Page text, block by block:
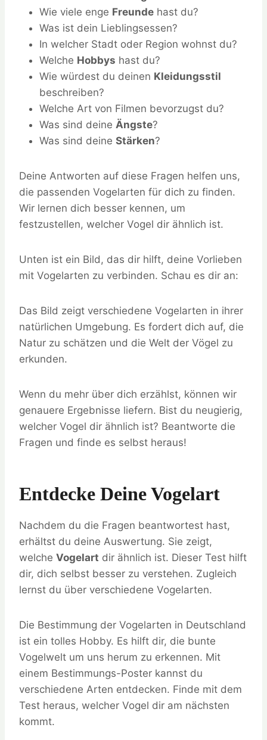
Wie viele enge Freunde hast du?
Was ist dein Lieblingsessen?
In welcher Stadt oder Region wohnst du?
Welche Hobbys hast du?
Wie würdest du deinen Kleidungsstil
beschreiben?
Welche Art von Filmen bevorzugst du?
Was sind deine Ängste?
Was sind deine Stärken?
Deine Antworten auf diese Fragen helfen uns,
die passenden Vogelarten für dich zu finden.
Wir lernen dich besser kennen, um
festzustellen, welcher Vogel dir ähnlich ist.
Unten ist ein Bild, das dir hilft, deine Vorlieben
mit Vogelarten zu verbinden. Schau es dir an:
Das Bild zeigt verschiedene Vogelarten in ihrer
natürlichen Umgebung. Es fordert dich auf, die
Natur zu schätzen und die Welt der Vögel zu
erkunden.
Wenn du mehr über dich erzählst, können wir
genauere Ergebnisse liefern. Bist du neugierig,
welcher Vogel dir ähnlich ist? Beantworte die
Fragen und finde es selbst heraus!
Entdecke Deine Vogelart
Nachdem du die Fragen beantwortest hast,
erhältst du deine Auswertung. Sie zeigt,
welche Vogelart dir ähnlich ist. Dieser Test hilft
dir, dich selbst besser zu verstehen. Zugleich
lernst du über verschiedene Vogelarten.
Die Bestimmung der Vogelarten in Deutschland
ist ein tolles Hobby. Es hilft dir, die bunte
Vogelwelt um uns herum zu erkennen. Mit
einem Bestimmungs-Poster kannst du
verschiedene Arten entdecken. Finde mit dem
Test heraus, welcher Vogel dir am nächsten
kommt.